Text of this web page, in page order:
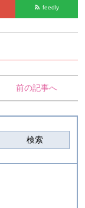
feedly
前の記事へ